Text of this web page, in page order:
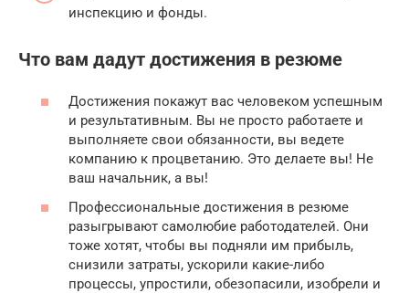
инспекцию и фонды.
Что вам дадут достижения в резюме
Достижения покажут вас человеком успешным
и результативным. Вы не просто работаете и
выполняете свои обязанности, вы ведете
компанию к процветанию. Это делаете вы! Не
ваш начальник, а вы!
Профессиональные достижения в резюме
разыгрывают самолюбие работодателей. Они
тоже хотят, чтобы вы подняли им прибыль,
снизили затраты, ускорили какие-либо
процессы, упростили, обезопасили, изобрели и